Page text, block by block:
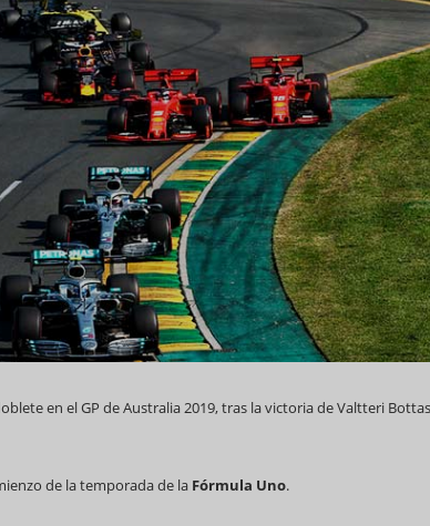
en el GP de Australia 2019, tras la victoria de Valtteri Bottas
de la temporada de la Fórmula Uno.